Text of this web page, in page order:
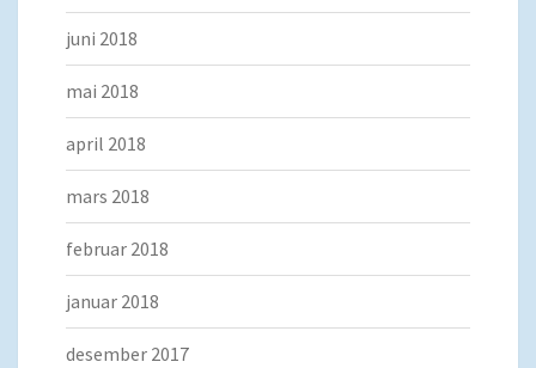
juni 2018
mai 2018
april 2018
mars 2018
februar 2018
januar 2018
desember 2017